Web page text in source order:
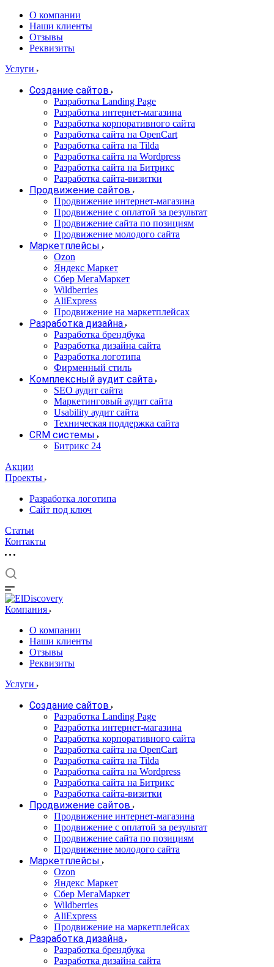
О компании
Наши клиенты
Отзывы
Реквизиты
Услуги
Создание сайтов
Разработка Landing Page
Разработка интернет-магазина
Разработка корпоративного сайта
Разработка сайта на OpenCart
Разработка сайта на Tilda
Разработка сайта на Wordpress
Разработка сайта на Битрикс
Разработка сайта-визитки
Продвижение сайтов
Продвижение интернет-магазина
Продвижение с оплатой за результат
Продвижение сайта по позициям
Продвижение молодого сайта
Маркетплейсы
Ozon
Яндекс Маркет
Сбер МегаМаркет
Wildberries
AliExpress
Продвижение на маркетплейсах
Разработка дизайна
Разработка брендбука
Разработка дизайна сайта
Разработка логотипа
Фирменный стиль
Комплексный аудит сайта
SEO аудит сайта
Маркетинговый аудит сайта
Usability аудит сайта
Техническая поддержка сайта
CRM системы
Битрикс 24
Акции
Проекты
Разработка логотипа
Сайт под ключ
Статьи
Контакты
Компания
О компании
Наши клиенты
Отзывы
Реквизиты
Услуги
Создание сайтов
Разработка Landing Page
Разработка интернет-магазина
Разработка корпоративного сайта
Разработка сайта на OpenCart
Разработка сайта на Tilda
Разработка сайта на Wordpress
Разработка сайта на Битрикс
Разработка сайта-визитки
Продвижение сайтов
Продвижение интернет-магазина
Продвижение с оплатой за результат
Продвижение сайта по позициям
Продвижение молодого сайта
Маркетплейсы
Ozon
Яндекс Маркет
Сбер МегаМаркет
Wildberries
AliExpress
Продвижение на маркетплейсах
Разработка дизайна
Разработка брендбука
Разработка дизайна сайта